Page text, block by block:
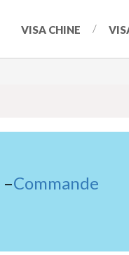
VISA CHINE
–Commande